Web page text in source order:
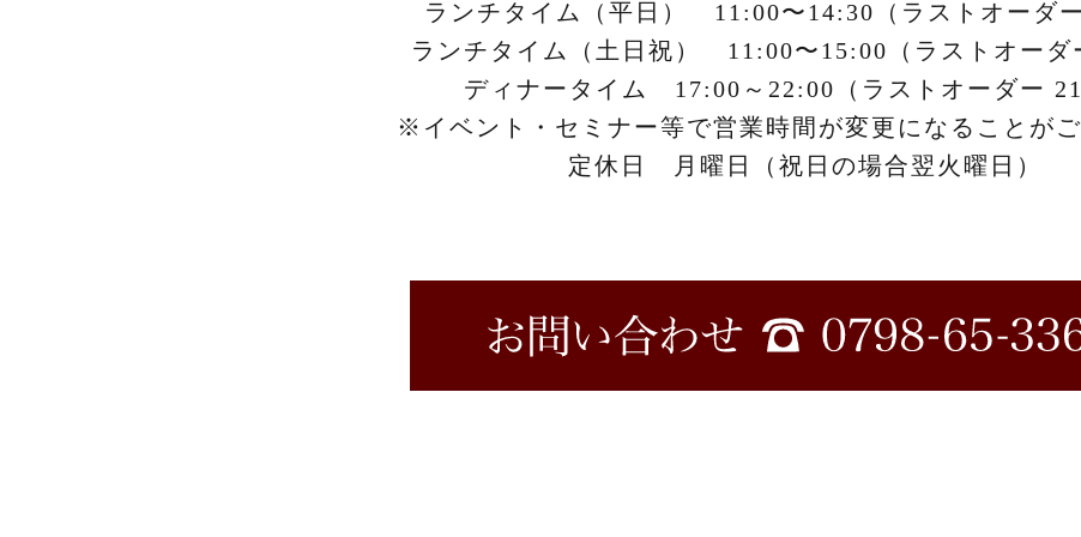
ランチタイム（平日） 11:00〜14:30（ラストオーダー
ランチタイム（土日祝） 11:00〜15:00（ラストオーダ
ディナータイム 17:00～22:00（ラストオーダー
※イベント・セミナー等で営業時間が変更になることがご
定休日 月曜日（祝日の場合翌火曜日）